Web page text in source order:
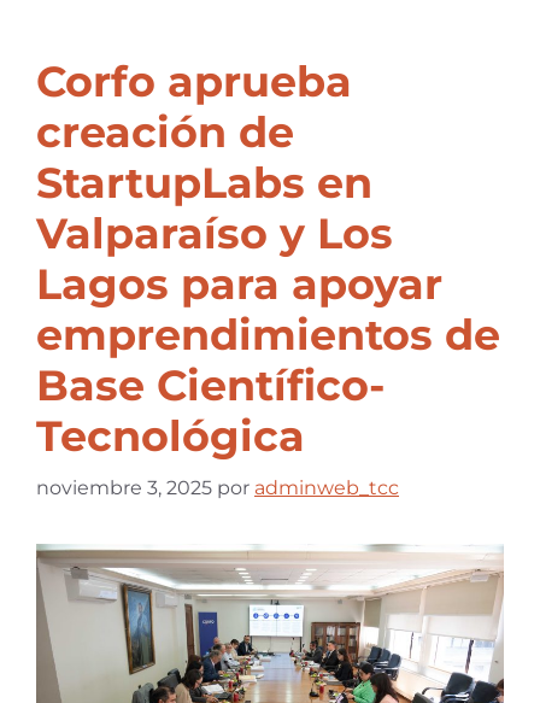
Corfo aprueba
creación de
StartupLabs en
Valparaíso y Los
Lagos para apoyar
emprendimientos de
Base Científico-
Tecnológica
noviembre 3, 2025 por adminweb_tcc